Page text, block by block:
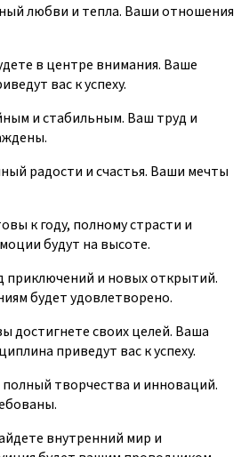
любви и тепла. Ваши отношения
в центре внимания. Ваше
вас к успеху.
и стабильным. Ваш труд и
радости и счастья. Ваши мечты
к году, полному страсти и
будут на высоте.
приключений и новых открытий.
будет удовлетворено.
достигнете своих целей. Ваша
приведут вас к успеху.
полный творчества и инноваций.
внутренний мир и